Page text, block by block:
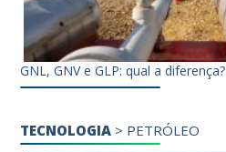
GNL, GNV e GLP: qual a diferença?
TECNOLOGIA > PETRÓLEO